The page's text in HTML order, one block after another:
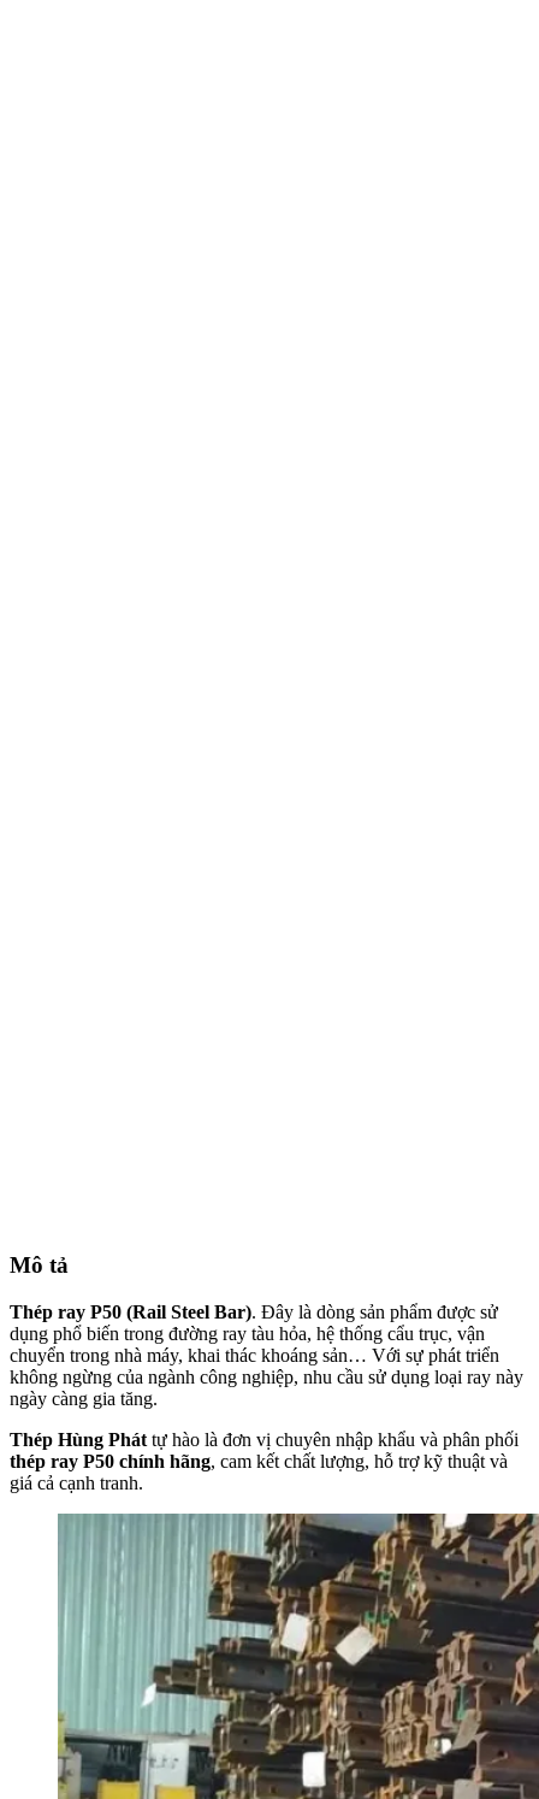
Mô tả
Thép ray P50 (Rail Steel Bar). Đây là dòng sản phẩm được sử
dụng phổ biến trong đường ray tàu hỏa, hệ thống cẩu trục, vận
chuyển trong nhà máy, khai thác khoáng sản… Với sự phát triển
không ngừng của ngành công nghiệp, nhu cầu sử dụng loại ray này
ngày càng gia tăng.
Thép Hùng Phát tự hào là đơn vị chuyên nhập khẩu và phân phối
thép ray P50 chính hãng, cam kết chất lượng, hỗ trợ kỹ thuật và
giá cả cạnh tranh.